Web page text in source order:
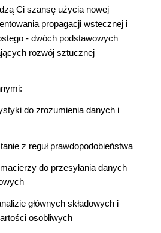
Ci szansę użycia nowej
propagacji wstecznej i
- dwóch podstawowych
rozwój sztucznej
do zrozumienia danych i
z reguł prawdopodobieństwa
do przesyłania danych
głównych składowych i
osobliwych